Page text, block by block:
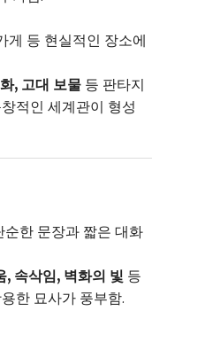
게 등 현실적인 장소에
, 고대 보물등 판타지
적인 세계관이 형성
순한 문장과 짧은 대화
, 속삭임, 벽화의 빛 등
한 묘사가 풍부함.